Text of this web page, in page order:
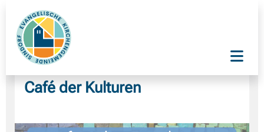
Café der Kulturen